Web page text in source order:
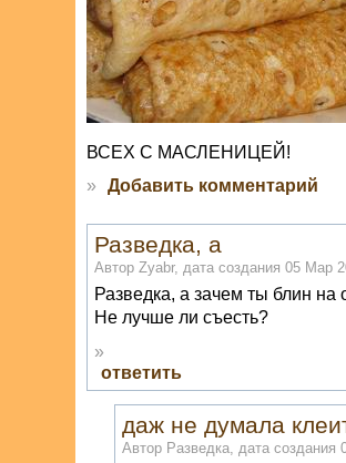
ВСЕХ С МАСЛЕНИЦЕЙ!
»
Добавить комментарий
Разведка, а
Автор Zyabr, дата создания 05 Мар
Разведка, а зачем ты блин на
Не лучше ли съесть?
»
ответить
даж не думала
Автор Разведка, дата создания